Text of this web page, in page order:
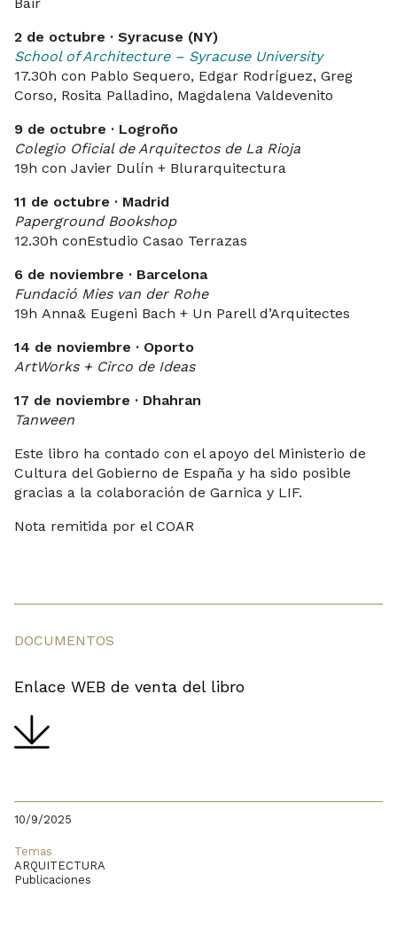
2 de octubre · Syracuse (NY)
School of Architecture – Syracuse University
17.30h con Pablo Sequero, Edgar Rodríguez, Greg
Corso, Rosita Palladino, Magdalena Valdevenito
9 de octubre · Logroño
Colegio Oficial de Arquitectos de La Rioja
19h con Javier Dulín + Blurarquitectura
11 de octubre · Madrid
Paperground Bookshop
12.30h conEstudio Casao Terrazas
6 de noviembre · Barcelona
Fundació Mies van der Rohe
19h Anna& Eugeni Bach + Un Parell d’Arquitectes
14 de noviembre · Oporto
ArtWorks + Circo de Ideas
17 de noviembre · Dhahran
Tanween
Este libro ha contado con el apoyo del Ministerio de
Cultura del Gobierno de España y ha sido posible
gracias a la colaboración de Garnica y LIF.
Nota remitida por el COAR
DOCUMENTOS
Enlace WEB de venta del libro
10/9/2025
Temas
ARQUITECTURA
Publicaciones